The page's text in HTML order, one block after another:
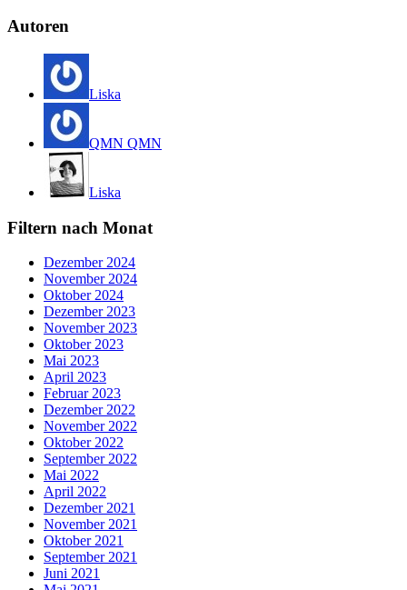
Autoren
Liska
QMN QMN
Liska
Filtern nach Monat
Dezember 2024
November 2024
Oktober 2024
Dezember 2023
November 2023
Oktober 2023
Mai 2023
April 2023
Februar 2023
Dezember 2022
November 2022
Oktober 2022
September 2022
Mai 2022
April 2022
Dezember 2021
November 2021
Oktober 2021
September 2021
Juni 2021